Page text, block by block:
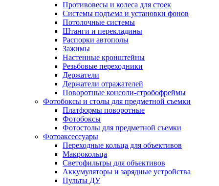
Противовесы и колеса для стоек
Системы подъема и установки фонов
Потолочные системы
Штанги и перекладины
Распорки автополы
Зажимы
Настенные кронштейны
Резьбовые переходники
Держатели
Держатели отражателей
Поворотные консоли-стробофреймы
Фотобоксы и столы для предметной съемки
Платформы поворотные
Фотобоксы
Фотостолы для предметной съемки
Фотоаксессуары
Переходные кольца для объективов
Макрокольца
Светофильтры для объективов
Аккумуляторы и зарядные устройства
Пульты ДУ